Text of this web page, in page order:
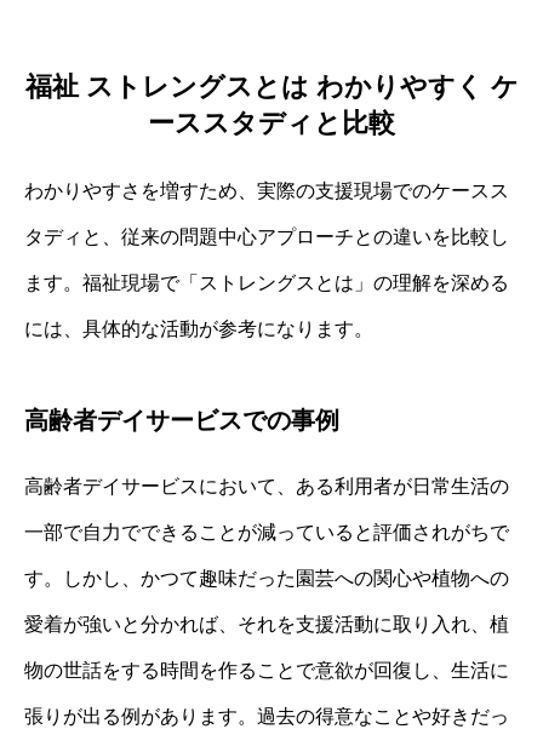
福祉 ストレングスとは わかりやすく ケ
ーススタディと比較
わかりやすさを増すため、実際の支援現場でのケースス
タディと、従来の問題中心アプローチとの違いを比較し
ます。福祉現場で「ストレングスとは」の理解を深める
には、具体的な活動が参考になります。
高齢者デイサービスでの事例
高齢者デイサービスにおいて、ある利用者が日常生活の
一部で自力でできることが減っていると評価されがちで
す。しかし、かつて趣味だった園芸への関心や植物への
愛着が強いと分かれば、それを支援活動に取り入れ、植
物の世話をする時間を作ることで意欲が回復し、生活に
張りが出る例があります。過去の得意なことや好きだっ